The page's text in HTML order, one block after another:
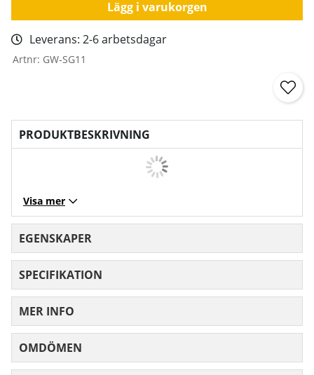
Lägg i varukorgen
Leverans: 2-6 arbetsdagar
Artnr: GW-SG11
PRODUKTBESKRIVNING
Visa mer
EGENSKAPER
SPECIFIKATION
MER INFO
OMDÖMEN